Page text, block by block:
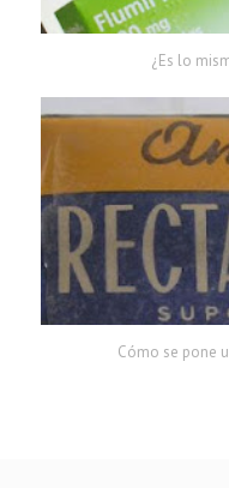
¿Es lo
Cómo se pone